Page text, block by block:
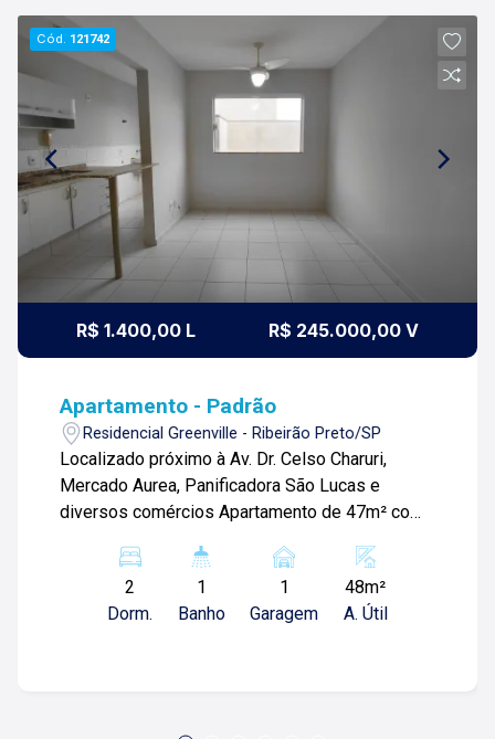
Cód. 121742
R$ 1.400,00 L R$ 245.000,00 V
Apartamento - Padrão
Residencial Greenville - Ribeirão Preto/SP
Localizado próximo à Av. Dr. Celso Charuri,
Mercado Aurea, Panificadora São Lucas e
diversos comércios Apartamento de 47m² com:
Cozinha; -Área de serviço; -01 vaga de garagem;
Para mais informações e agendar visita, entre
em contato. Lago é RELACIONAMENTO! Desde
2
Dorm.
1
Banho
1
Garagem
48m²
A. Útil